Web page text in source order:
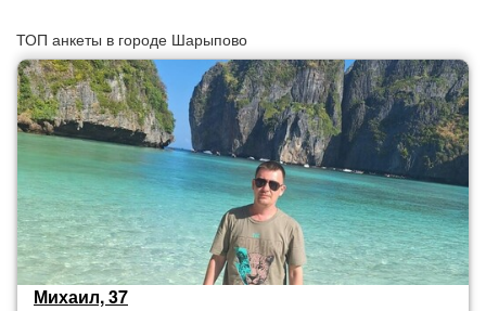
ТОП анкеты в городе Шарыпово
Михаил, 37